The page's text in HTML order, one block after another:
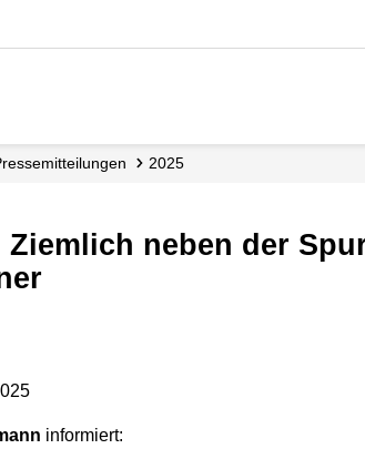
Presse­mitteilungen 2025
informiert: